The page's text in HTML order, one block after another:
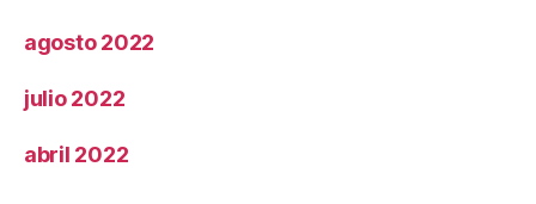
agosto 2022
julio 2022
abril 2022